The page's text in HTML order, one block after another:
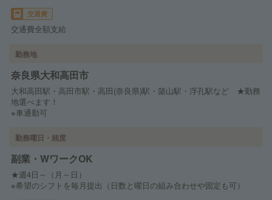
交通費
交通費全額支給
勤務地
奈良県大和高田市
大和高田駅・高田市駅・高田(奈良県)駅・築山駅・浮孔駅など ★勤務
地選べます！
※車通勤可
勤務曜日・頻度
副業・WワークOK
★週4日～（月～日）
※希望のシフトを毎月提出（日数と曜日の組み合わせや固定も可）